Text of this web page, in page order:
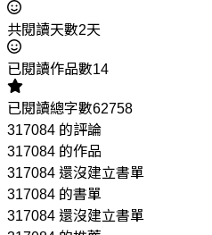
共閱讀天數2天
已閱讀作品數14
已閱讀總字數62758
317084 的評論
317084 的作品
317084 還沒建立書單
317084 的書單
317084 還沒建立書單